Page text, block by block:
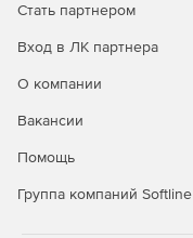
Стать партнером
Вход в ЛК партнера
О компании
Вакансии
Помощь
Группа компаний Softline